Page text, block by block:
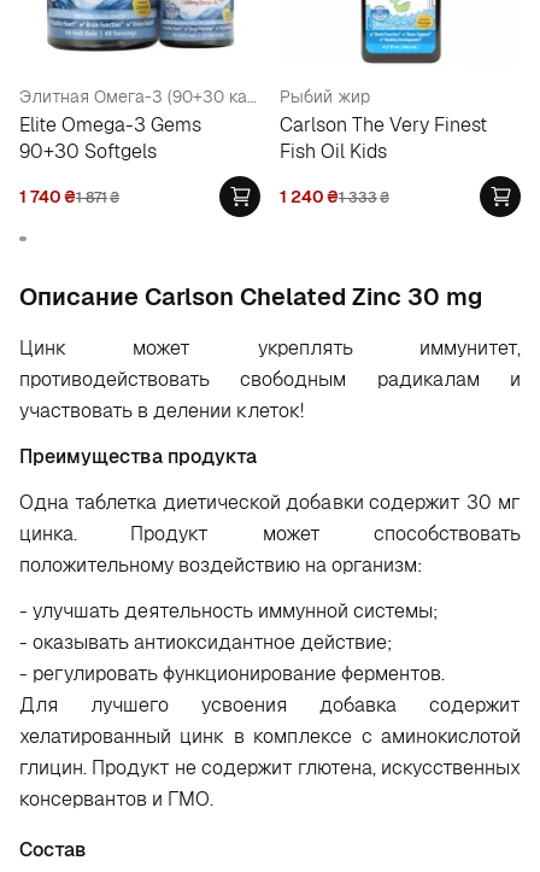
Элитная Омега-3 (90+30 капсул)
Elite Omega-3 Gems
90+30 Softgels
1 740₴1 871₴
Рыбий жир
Carlson The Very Finest
Fish Oil Kids
1 240₴1 333₴
Oписание Carlson Chelated Zinc 30 mg
Цинк может укреплять иммунитет,
противодействовать свободным радикалам и
участвовать в делении клеток!
Преимущества продукта
Одна таблетка диетической добавки содержит 30 мг
цинка. Продукт может способствовать
положительному воздействию на организм:
- улучшать деятельность иммунной системы;
- оказывать антиоксидантное действие;
- регулировать функционирование ферментов.
Для лучшего усвоения добавка содержит
хелатированный цинк в комплексе с аминокислотой
глицин. Продукт не содержит глютена, искусственных
консервантов и ГМО.
Состав